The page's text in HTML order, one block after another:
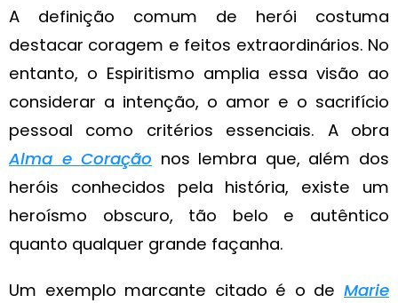
A definição comum de herói costuma
destacar coragem e feitos extraordinários. No
entanto, o Espiritismo amplia essa visão ao
considerar a intenção, o amor e o sacrifício
pessoal como critérios essenciais. A obra
Alma e Coração nos lembra que, além dos
heróis conhecidos pela história, existe um
heroísmo obscuro, tão belo e autêntico
quanto qualquer grande façanha.
Um exemplo marcante citado é o de Marie